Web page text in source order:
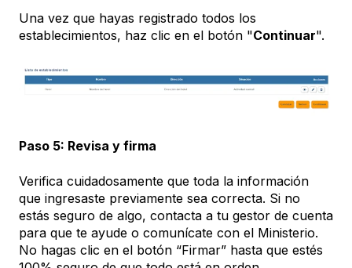
Una vez que hayas registrado todos los
establecimientos, haz clic en el botón "Continuar".
Paso 5: Revisa y firma
Verifica cuidadosamente que toda la información
que ingresaste previamente sea correcta. Si no
estás seguro de algo, contacta a tu gestor de cuenta
para que te ayude o comunícate con el Ministerio.
No hagas clic en el botón “Firmar” hasta que estés